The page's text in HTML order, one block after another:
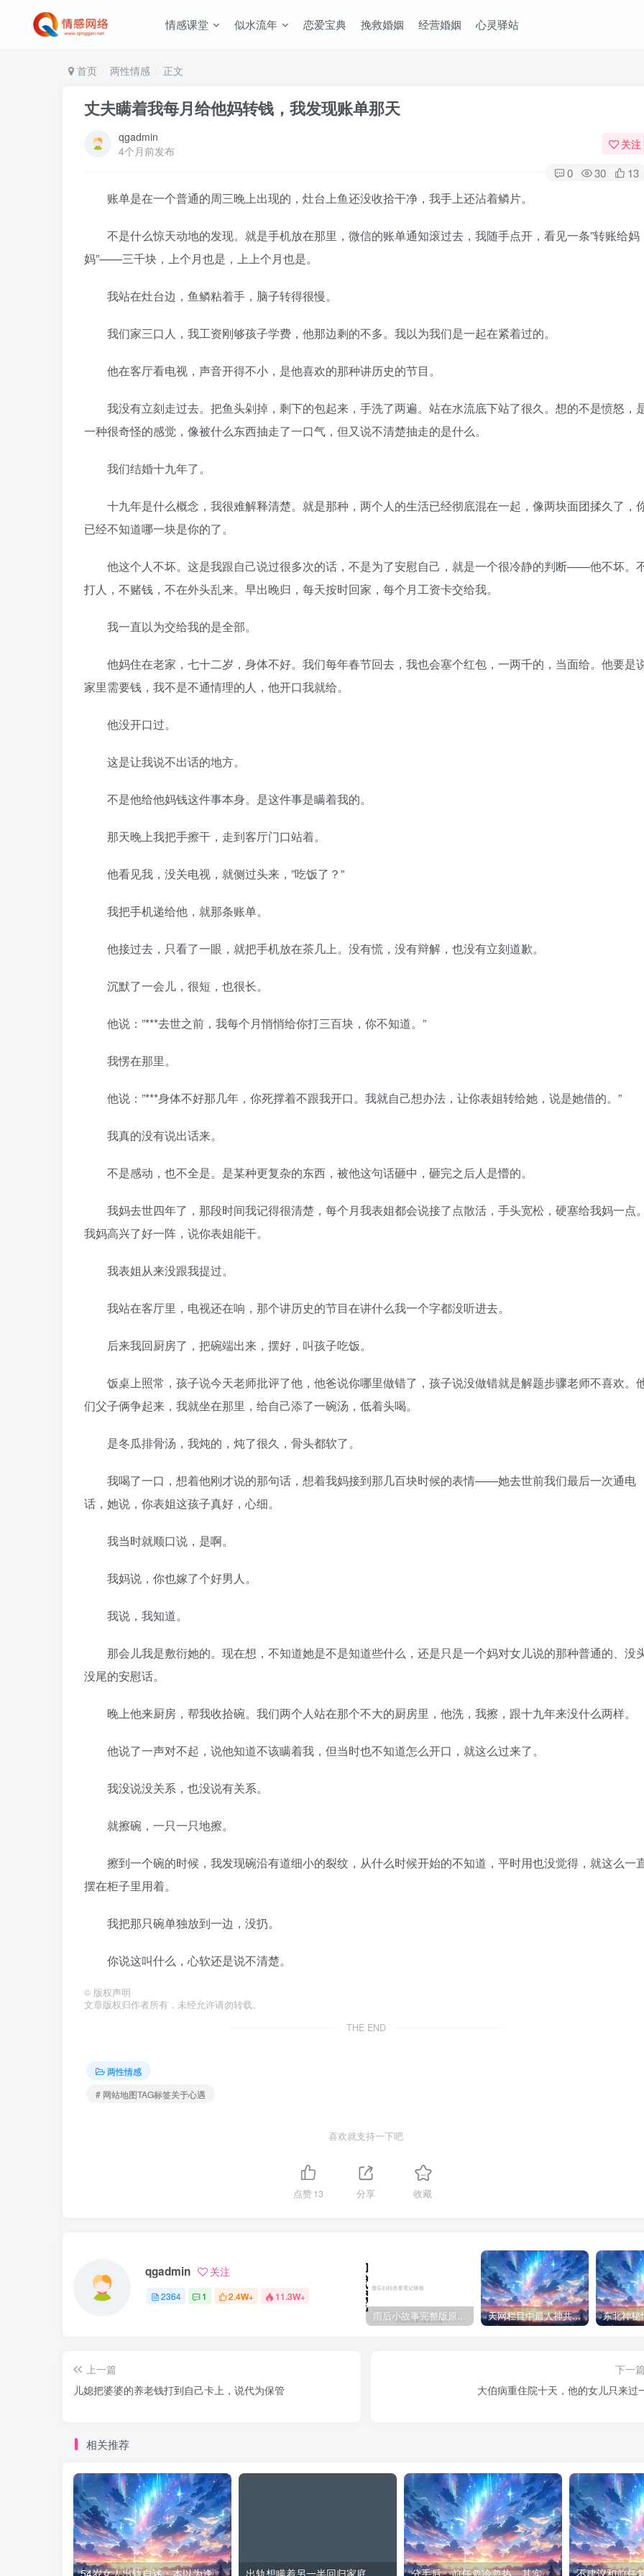
情感课堂 似水流年 恋爱宝典 挽救婚姻 经营婚姻 心灵驿站
首页 两性情感 正文
丈夫瞒着我每月给他妈转钱，我发现账单那天
qgadmin
4个月前发布
关注
0 30 13
账单是在一个普通的周三晚上出现的，灶台上鱼还没收拾干净，我手上还沾着鳞片。
不是什么惊天动地的发现。就是手机放在那里，微信的账单通知滚过去，我随手点开，看见一条”转账给妈
妈”——三千块，上个月也是，上上个月也是。
我站在灶台边，鱼鳞粘着手，脑子转得很慢。
我们家三口人，我工资刚够孩子学费，他那边剩的不多。我以为我们是一起在紧着过的。
他在客厅看电视，声音开得不小，是他喜欢的那种讲历史的节目。
我没有立刻走过去。把鱼头剁掉，剩下的包起来，手洗了两遍。站在水流底下站了很久。想的不是愤怒，
一种很奇怪的感觉，像被什么东西抽走了一口气，但又说不清楚抽走的是什么。
我们结婚十九年了。
十九年是什么概念，我很难解释清楚。就是那种，两个人的生活已经彻底混在一起，像两块面团揉久了，
已经不知道哪一块是你的了。
他这个人不坏。这是我跟自己说过很多次的话，不是为了安慰自己，就是一个很冷静的判断——他不坏。
打人，不赌钱，不在外头乱来。早出晚归，每天按时回家，每个月工资卡交给我。
我一直以为交给我的是全部。
他妈住在老家，七十二岁，身体不好。我们每年春节回去，我也会塞个红包，一两千的，当面给。他要是
家里需要钱，我不是不通情理的人，他开口我就给。
他没开口过。
这是让我说不出话的地方。
不是他给他妈钱这件事本身。是这件事是瞒着我的。
那天晚上我把手擦干，走到客厅门口站着。
他看见我，没关电视，就侧过头来，”吃饭了？”
我把手机递给他，就那条账单。
他接过去，只看了一眼，就把手机放在茶几上。没有慌，没有辩解，也没有立刻道歉。
沉默了一会儿，很短，也很长。
他说：”***去世之前，我每个月悄悄给你打三百块，你不知道。”
我愣在那里。
他说：”***身体不好那几年，你死撑着不跟我开口。我就自己想办法，让你表姐转给她，说是她借的。”
我真的没有说出话来。
不是感动，也不全是。是某种更复杂的东西，被他这句话砸中，砸完之后人是懵的。
我妈去世四年了，那段时间我记得很清楚，每个月我表姐都会说接了点散活，手头宽松，硬塞给我妈一点
我妈高兴了好一阵，说你表姐能干。
我表姐从来没跟我提过。
我站在客厅里，电视还在响，那个讲历史的节目在讲什么我一个字都没听进去。
后来我回厨房了，把碗端出来，摆好，叫孩子吃饭。
饭桌上照常，孩子说今天老师批评了他，他爸说你哪里做错了，孩子说没做错就是解题步骤老师不喜欢。
们父子俩争起来，我就坐在那里，给自己添了一碗汤，低着头喝。
是冬瓜排骨汤，我炖的，炖了很久，骨头都软了。
我喝了一口，想着他刚才说的那句话，想着我妈接到那几百块时候的表情——她去世前我们最后一次通电
话，她说，你表姐这孩子真好，心细。
我当时就顺口说，是啊。
我妈说，你也嫁了个好男人。
我说，我知道。
那会儿我是敷衍她的。现在想，不知道她是不是知道些什么，还是只是一个妈对女儿说的那种普通的、没
没尾的安慰话。
晚上他来厨房，帮我收拾碗。我们两个人站在那个不大的厨房里，他洗，我擦，跟十九年来没什么两样。
他说了一声对不起，说他知道不该瞒着我，但当时也不知道怎么开口，就这么过来了。
我没说没关系，也没说有关系。
就擦碗，一只一只地擦。
擦到一个碗的时候，我发现碗沿有道细小的裂纹，从什么时候开始的不知道，平时用也没觉得，就这么一
摆在柜子里用着。
我把那只碗单独放到一边，没扔。
你说这叫什么，心软还是说不清楚。
© 版权声明
文章版权归作者所有，未经允许请勿转载。
THE END
两性情感
# 网站地图TAG标签关于心遇
喜欢就支持一下吧
点赞13 分享 收藏
qgadmin 关注
2364 1 2.4W+ 11.3W+
雨后小故事完整版原片动态图（图+文字解说版） 天网栏目中最人神共愤的一期《消失的夫妻》
上一篇
儿媳把婆婆的养老钱打到自己卡上，说代为保管
下一
大伯病重住院十天，他的女儿只来过
相关推荐
54岁女人出轨自述：本以为逢场作戏 分手后，前任忽冷忽热，其实更容易复合